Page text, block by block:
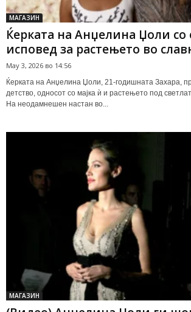
МАГАЗИН
Ќерката на Анџелина Џоли
исповед за растењето во
May 3, 2026 во 14:56
Ќерката на Анџелина Џоли, 21-годишната Захара,
детство, односот со мајка ѝ и растењето под
На неодамнешен настан во...
МАГАЗИН